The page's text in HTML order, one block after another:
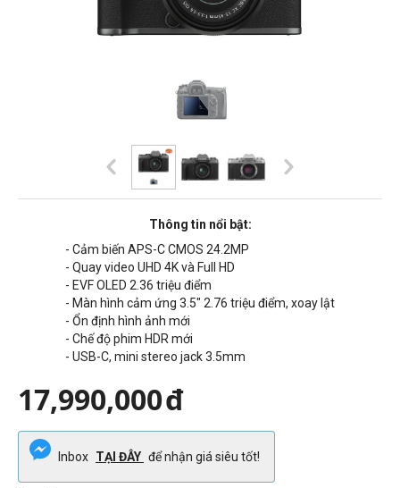
Thông tin nổi bật:
- Cảm biến APS-C CMOS 24.2MP
- Quay video UHD 4K và Full HD
- EVF OLED 2.36 triệu điểm
- Màn hình cảm ứng 3.5" 2.76 triệu điểm, xoay lật
- Ổn định hình ảnh mới
- Chế độ phim HDR mới
- USB-C, mini stereo jack 3.5mm
17,990,000đ
Inbox TẠI ĐÂY để nhận giá siêu tốt!